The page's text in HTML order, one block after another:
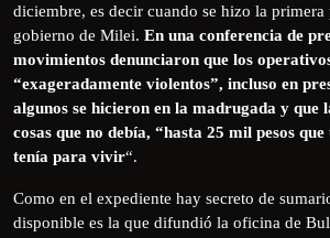
diciembre, es decir cuando se hizo la primera
gobierno de Milei. En una conferencia de
movimientos denunciaron que los
“exageradamente violentos”, incluso en
algunos se hicieron en la madrugada y que
cosas que no debía, “hasta 25 mil pesos
tenía para vivir“.
Como en el expediente hay secreto de
disponible es la que difundió la oficina de